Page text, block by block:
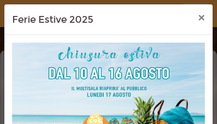
Dream Cinema
SUPERGIRL
Ferie Estive 2025 ×